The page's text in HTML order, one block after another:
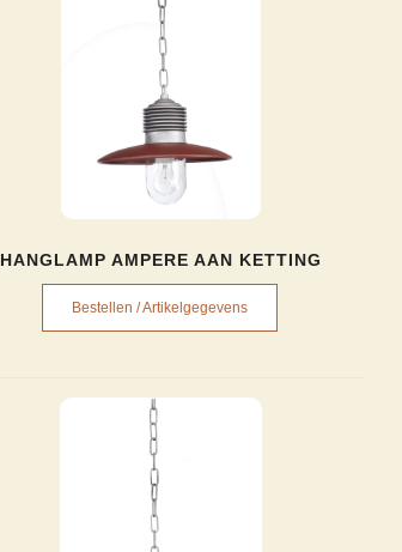
HANGLAMP AMPERE AAN KETTING
Bestellen / Artikelgegevens